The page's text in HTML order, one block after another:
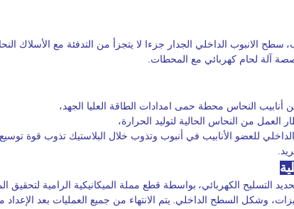
سطح الانبوب الداخلي الجدار جزءا لا يتجزأ من التدفئة مع الأسلاك
آلة لحام كهربائي مع المحطات.
أنابيب النحاس محطة حمى امدادات الطاقة العليا الجهد،
من النحاس الحالية لتوليد الحرارة،
الداخلي للعضو الأنابيب في أنبوب وتذوب خلال البلاستيك تذوب قوة
الكهربائي، بواسطة قطع مملة الميكانيكية الرامية لتحقيق
وشكل السطح الداخلي. يتم الانتهاء من جميع العمليات بعد الإعداد